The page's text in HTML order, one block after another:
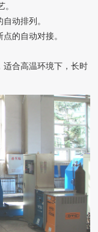
动排列。
的自动对接。
适合高温环境下，长时